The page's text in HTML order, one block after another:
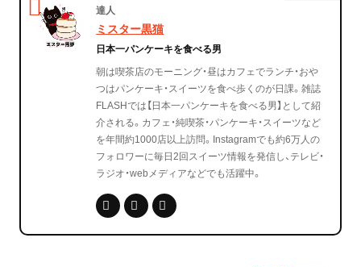
達人
ミスター黒猫
日本一パンケーキを食べる男
朝は喫茶店のモーニング・昼はカフェでランチ・おや
つはパンケーキ・スイーツを食べ歩くのが日課。雑誌
FLASHでは【日本一パンケーキを食べる男】として紹
介される。カフェ・純喫茶・パンケーキ・スイーツなど
を年間約1000店以上訪問。Instagramでも約6万人の
フォロワーに毎日2回スイーツ情報を発信し、テレビ・
ラジオ・webメディアなどでも活躍中。